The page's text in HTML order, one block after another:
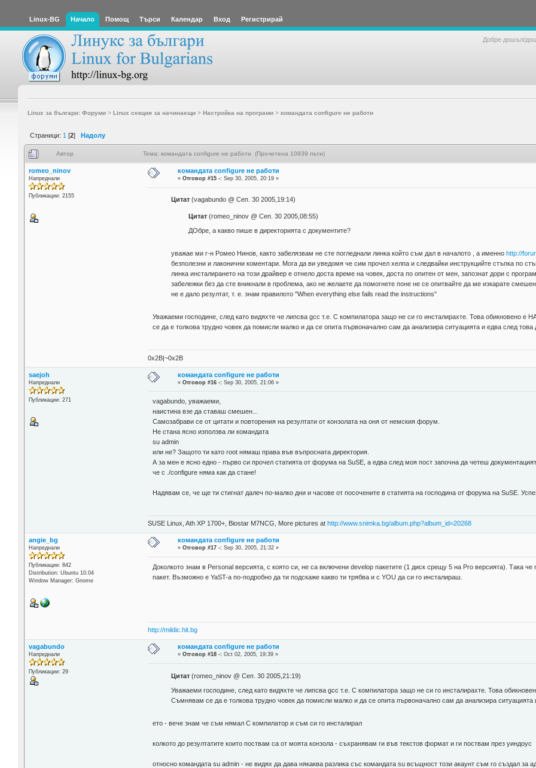
Linux-BG Начало Помощ Търси Календар Вход Регистрирай
Добре дошъл/
Linux за българи: Форуми> Linux секция за начинаещи> Настройка на програми> командата configure не работи
Страници: 1 [2] Надолу
Автор Тема: командата configure не работи (Прочетена 10939 пъти)
romeo_ninov
Напреднали
Публикации: 2155
командата configure не работи
«Отговор #15 -: Sep 30, 2005, 20:19 »
Цитат(vagabundo @ Сеп. 30 2005,19:14)
Цитат(romeo_ninov @ Сеп. 30 2005,08:55)
ДОбре, а какво пише в директорията с документите?
уважае ми г-н Ромео Нинов, както забелязвам не сте погледнали линка който съм дал в началото , а именно http://
безполезни и лаконични коментари. Мога да ви уведомя че сим прочел хелпа и следвайки инструкцийте стъпка по
линка инсталирането на този драйвер е отнело доста време на човек, доста по опитен от мен, запознат дори с
забележки без да сте вникнали в проблема, ако не желаете да помогнете поне не се опитвайте да ме изкарате
не е дало резултат, т. е. знам правилото "When everything else fails read the instructions"
Уважаеми господине, след като видяхте че липсва gcc т.е. С компилатора защо не си го инсталирахте. Това
се да е толкова трудно човек да помисли малко и да се опита първоначално сам да анализира ситуацията и едва след това
0x2B|~0x2B
saejoh
Напреднали
Публикации: 271
командата configure не работи
«Отговор #16 -: Sep 30, 2005, 21:06 »
vagabundo, уважаеми,
наистина взе да ставаш смешен...
Самозабрави се от цитати и повторения на резултати от конзолата на оня от немския форум.
Не стана ясно използва ли командата
su admin
или не? Защото ти като root нямаш права във въпросната директория.
А за мен е ясно едно - първо си прочел статията от форума на SuSE, а едва след моя пост започна да четеш
че с ./configure няма как да стане!
Надявам се, че ще ти стигнат далеч по-малко дни и часове от посочените в статията на господина от форума на SuSE.
SUSE Linux, Ath XP 1700+, Biostar M7NCG, More pictures athttp://www.snimka.bg/album.php?album_id=20268
angie_bg
Напреднали
Публикации: 842
Distribution: Ubuntu 10.04
Window Manager: Gnome
командата configure не работи
«Отговор #17 -: Sep 30, 2005, 21:32 »
Доколкото знам в Personal версията, с която си, не са включени develop пакетите (1 диск срещу 5 на Pro версията). Така
пакет. Възможно е YaST-а по-подробно да ти подскаже какво ти трябва и с YOU да си го инсталираш.
http://mildic.hit.bg
vagabundo
Напреднали
Публикации: 29
командата configure не работи
«Отговор #18 -: Oct 02, 2005, 19:39 »
Цитат(romeo_ninov @ Сеп. 30 2005,21:19)
Уважаеми господине, след като видяхте че липсва gcc т.е. С компилатора защо не си го инсталирахте. Това
Съмнявам се да е толкова трудно човек да помисли малко и да се опита първоначално сам да анализира ситуацията
ето - вече знам че съм нямал C компилатор и съм си го инсталирал
колкото до резултатите които поствам са от моята конзола - съхранявам ги във текстов формат и ги поствам през уиндоус
относно командата su admin - не видях да дава някаква разлика със командата su всъщност този акаунт съм го създал за